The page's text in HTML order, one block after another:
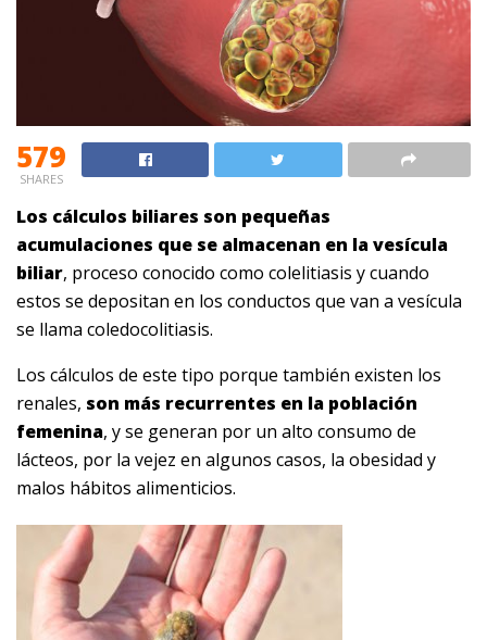
579
SHARES
Los cálculos biliares son pequeñas
acumulaciones que se almacenan en la vesícula
biliar, proceso conocido como colelitiasis y cuando
estos se depositan en los conductos que van a vesícula
se llama coledocolitiasis.
Los cálculos de este tipo porque también existen los
renales, son más recurrentes en la población
femenina, y se generan por un alto consumo de
lácteos, por la vejez en algunos casos, la obesidad y
malos hábitos alimenticios.